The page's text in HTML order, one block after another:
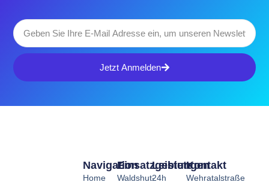
Jetzt Anmelden
Leistungen
24h
Einsatzgebiete
Waldshut-
Navigation
Home
Kontakt
Wehratalstraße